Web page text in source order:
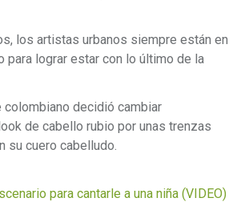
los artistas urbanos siempre están en
para lograr estar con lo último de la
colombiano decidió cambiar
de cabello rubio por unas trenzas
su cuero cabelludo.
para cantarle a una niña (VIDEO)